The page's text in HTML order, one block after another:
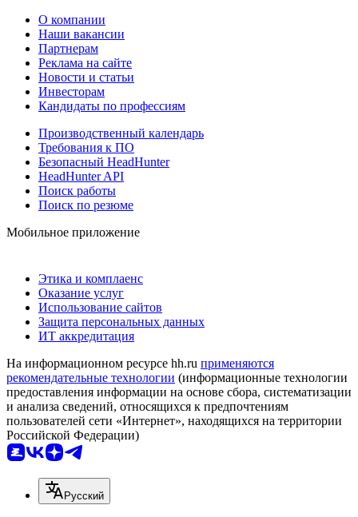
О компании
Наши вакансии
Партнерам
Реклама на сайте
Новости и статьи
Инвесторам
Кандидаты по профессиям
Производственный календарь
Требования к ПО
Безопасный HeadHunter
HeadHunter API
Поиск работы
Поиск по резюме
Мобильное приложение
Этика и комплаенс
Оказание услуг
Использование сайтов
Защита персональных данных
ИТ аккредитация
На информационном ресурсе hh.ru применяются
рекомендательные технологии (информационные технологии
предоставления информации на основе сбора, систематизации
и анализа сведений, относящихся к предпочтениям
пользователей сети «Интернет», находящихся на территории
Российской Федерации)
Русский